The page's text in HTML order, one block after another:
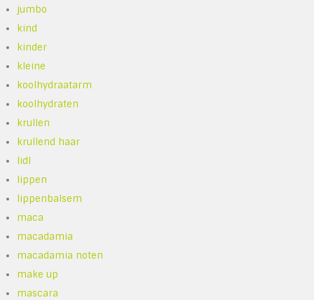
jumbo
kind
kinder
kleine
koolhydraatarm
koolhydraten
krullen
krullend haar
lidl
lippen
lippenbalsem
maca
macadamia
macadamia noten
make up
mascara